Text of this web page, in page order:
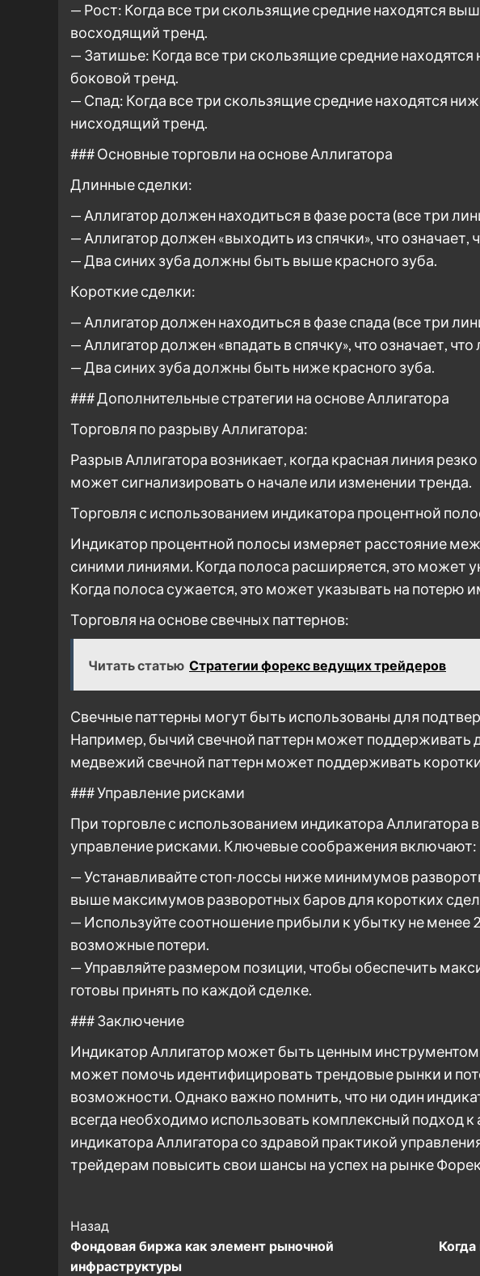
— Рост: Когда все три скользящие средние находятся
восходящий тренд.
— Затишье: Когда все три скользящие средние находятся
боковой тренд.
— Спад: Когда все три скользящие средние находятся
нисходящий тренд.
### Основные торговли на основе Аллигатора
Длинные сделки:
— Аллигатор должен находиться в фазе роста (все три
— Аллигатор должен «выходить из спячки», что означает,
— Два синих зуба должны быть выше красного зуба.
Короткие сделки:
— Аллигатор должен находиться в фазе спада (все три
— Аллигатор должен «впадать в спячку», что означает,
— Два синих зуба должны быть ниже красного зуба.
### Дополнительные стратегии на основе Аллигатора
Торговля по разрыву Аллигатора:
Разрыв Аллигатора возникает, когда красная линия
может сигнализировать о начале или изменении тренда.
Торговля с использованием индикатора процентной
Индикатор процентной полосы измеряет расстояние
синими линиями. Когда полоса расширяется, это может
Когда полоса сужается, это может указывать на потерю
Торговля на основе свечных паттернов:
Читать статью Стратегии форекс ведущих трейдеров
Свечные паттерны могут быть использованы для
Например, бычий свечной паттерн может поддерживать
медвежий свечной паттерн может поддерживать
### Управление рисками
При торговле с использованием индикатора
управление рисками. Ключевые соображения включают:
— Устанавливайте стоп-лоссы ниже минимумов
выше максимумов разворотных баров для коротких
— Используйте соотношение прибыли к убытку не менее
возможные потери.
— Управляйте размером позиции, чтобы обеспечить
готовы принять по каждой сделке.
### Заключение
Индикатор Аллигатор может быть ценным
может помочь идентифицировать трендовые рынки и
возможности. Однако важно помнить, что ни один
всегда необходимо использовать комплексный подход к
индикатора Аллигатора со здравой практикой
трейдерам повысить свои шансы на успех на рынке
Post
Navigation
Назад
Фондовая биржа как элемент рыночной
инфраструктуры